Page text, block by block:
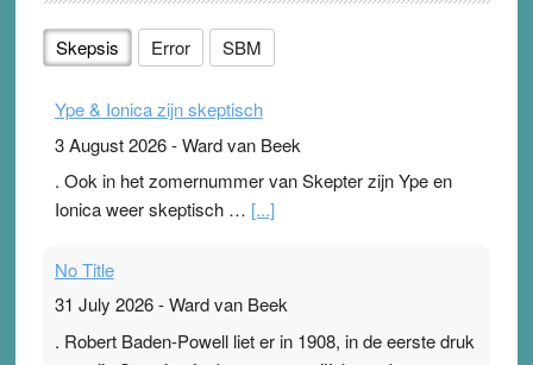
Skepsis Error SBM
Ype & Ionica zijn skeptisch
3 August 2026-Ward van Beek
. Ook in het zomernummer van Skepter zijn Ype en
Ionica weer skeptisch … [...]
No Title
31 July 2026-Ward van Beek
. Robert Baden-Powell liet er in 1908, in de eerste druk